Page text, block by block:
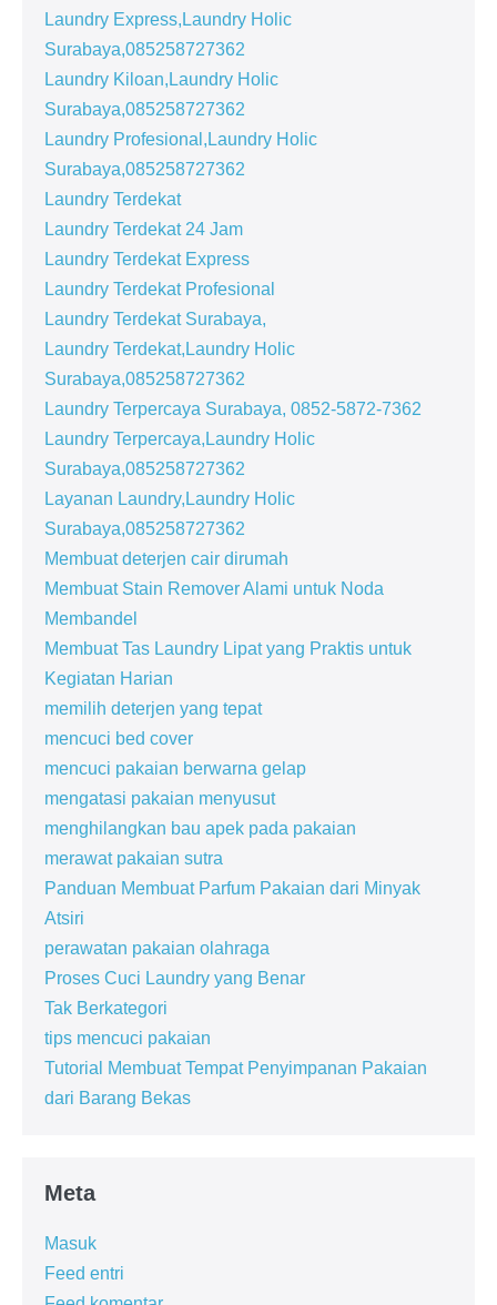
Laundry Express,Laundry Holic
Surabaya,085258727362
Laundry Kiloan,Laundry Holic
Surabaya,085258727362
Laundry Profesional,Laundry Holic
Surabaya,085258727362
Laundry Terdekat
Laundry Terdekat 24 Jam
Laundry Terdekat Express
Laundry Terdekat Profesional
Laundry Terdekat Surabaya,
Laundry Terdekat,Laundry Holic
Surabaya,085258727362
Laundry Terpercaya Surabaya, 0852-5872-7362
Laundry Terpercaya,Laundry Holic
Surabaya,085258727362
Layanan Laundry,Laundry Holic
Surabaya,085258727362
Membuat deterjen cair dirumah
Membuat Stain Remover Alami untuk Noda
Membandel
Membuat Tas Laundry Lipat yang Praktis untuk
Kegiatan Harian
memilih deterjen yang tepat
mencuci bed cover
mencuci pakaian berwarna gelap
mengatasi pakaian menyusut
menghilangkan bau apek pada pakaian
merawat pakaian sutra
Panduan Membuat Parfum Pakaian dari Minyak
Atsiri
perawatan pakaian olahraga
Proses Cuci Laundry yang Benar
Tak Berkategori
tips mencuci pakaian
Tutorial Membuat Tempat Penyimpanan Pakaian
dari Barang Bekas
Meta
Masuk
Feed entri